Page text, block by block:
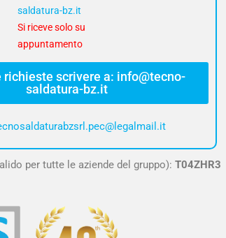
saldatura-bz.it
Si riceve solo su
appuntamento
richieste scrivere a: info@tecno-
saldatura-bz.it
per tutte le aziende del gruppo): T04ZHR3